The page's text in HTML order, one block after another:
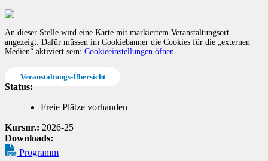
An dieser Stelle wird eine Karte mit markiertem Veranstaltungsort
angezeigt. Dafür müssen im Cookiebanner die Cookies für die „externen
Medien“ aktiviert sein: Cookieeinstellungen öfnen.
Veranstaltungs-Übersicht
Status:
Freie Plätze vorhanden
Kursnr.: 2026-25
Downloads:
Programm